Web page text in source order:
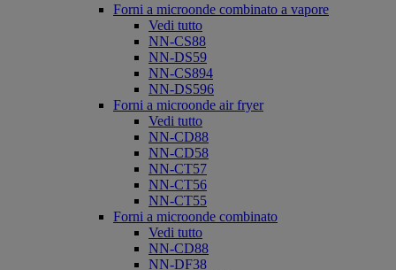
Forni a microonde combinato a vapore
Vedi tutto
NN-CS88
NN-DS59
NN-CS894
NN-DS596
Forni a microonde air fryer
Vedi tutto
NN-CD88
NN-CD58
NN-CT57
NN-CT56
NN-CT55
Forni a microonde combinato
Vedi tutto
NN-CD88
NN-DF38